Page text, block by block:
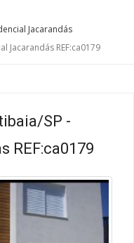
Jacarandás
Jacarandás REF:ca0179
SP -
REF:ca0179